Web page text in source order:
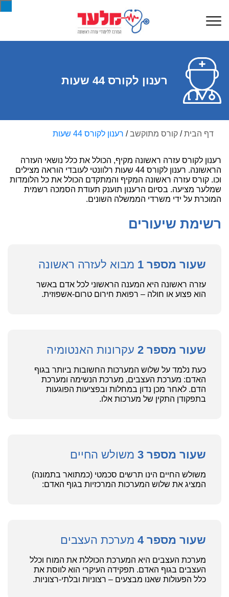
רענון לקורס 44 שעות
דף הבית/ קורס מתוקשב / רענון לקורס 44 שעות
רענון לקורס עזרה ראשונה מקיף, הכולל את כלל נושאי העזרה
הראשונה. רענון לקורס 44 שעות רלוונטי לעובדי הוראה מצילים
וכו. קורס עזרה ראשונה המקיף והמתקדם הכולל את כל הלומדות
שמלער מציעה. בסיום הרענון תוענק תעודת הסמכה רשמית
המוכרת על ידי משרדי הממשלה השונים.
רשימת שיעורים
שעור מספר 1 מבוא לעזרה ראשונה
עזרה ראשונה היא המענה הראשוני לכל אדם באשר
הוא פצוע או חולה – רפואת חירום טרום-אשפוזית.
שעור מספר 2 עקרונות האנטומיה
כעת נלמד על שלוש המערכות החשובות ביותר בגוף
האדם: מערכת העצבים, מערכת הנשימה ומערכת
הדם. לאחר מכן נדון במחלות ובפציעות הפוגעות
בתפקודן התקין של מערכות אלו.
שעור מספר 3 משולש החיים
משולש החיים הינו תרשים סכמטי (כמתואר בתמונה)
המציג את שלוש המערכות המרכזיות בגוף האדם:
שעור מספר 4 מערכת העצבים
מערכת העצבים היא המערכת הכוללת את המוח וכלל
העצבים בגוף האדם. תפקידה העיקרי הוא לווסת את
כלל הפעולות שאנו מבצעים – רצוניות ובלתי-רצוניות.